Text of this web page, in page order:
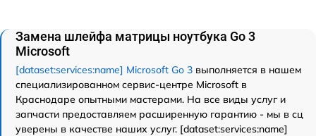
Замена шлейфа матрицы ноутбука Go 3
Microsoft
[dataset:services:name] Microsoft Go 3 выполняется в нашем
специализированном сервис-центре Microsoft в
Краснодаре опытными мастерами. На все виды услуг и
запчасти предоставляем расширенную гарантию - мы в сц
уверены в качестве наших услуг. [dataset:services:name]